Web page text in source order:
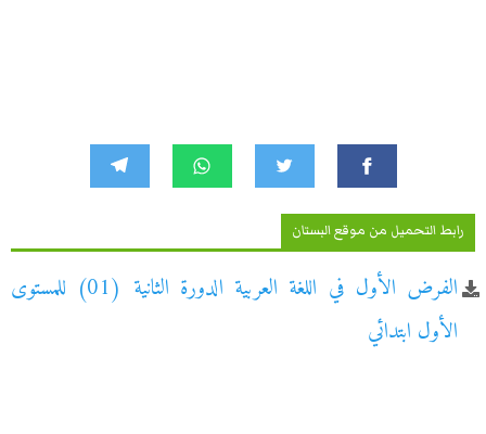
رابط التحميل من موقع البستان
الفرض الأول في اللغة العربية الدورة الثانية (01) للمستوى
الأول ابتدائي